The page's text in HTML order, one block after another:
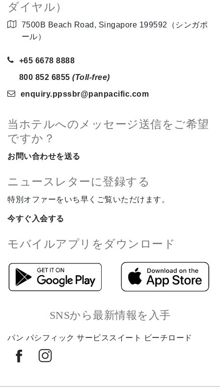
ダイヤル）
7500B Beach Road, Singapore 199592（シンガポ
ール）
+65 6678 8888
800 852 6855 (Toll-free)
enquiry.ppssbr@panpacific.com
当ホテルへのメッセージ送信をご希望
ですか？
お問い合わせを送る
ニュースレターに登録する
特別オファーをいち早くご覧いただけます。
今すぐ入会する
モバイルアプリをダウンロード
SNSから最新情報を入手
パン パシフィック サービススイート ビーチロード